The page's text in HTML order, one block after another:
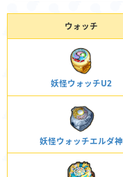
ウォッチ
妖怪ウォッチU2
妖怪ウォッチエルダ神